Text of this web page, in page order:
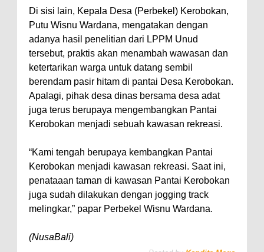
Di sisi lain, Kepala Desa (Perbekel) Kerobokan,
Putu Wisnu Wardana, mengatakan dengan
adanya hasil penelitian dari LPPM Unud
tersebut, praktis akan menambah wawasan dan
ketertarikan warga untuk datang sembil
berendam pasir hitam di pantai Desa Kerobokan.
Apalagi, pihak desa dinas bersama desa adat
juga terus berupaya mengembangkan Pantai
Kerobokan menjadi sebuah kawasan rekreasi.
“Kami tengah berupaya kembangkan Pantai
Kerobokan menjadi kawasan rekreasi. Saat ini,
penataaan taman di kawasan Pantai Kerobokan
juga sudah dilakukan dengan jogging track
melingkar,” papar Perbekel Wisnu Wardana.
(NusaBali)